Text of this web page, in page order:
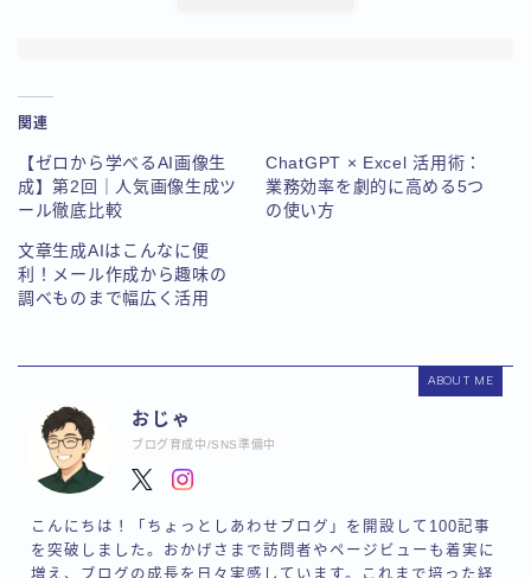
関連
【ゼロから学べるAI画像生
成】第2回｜人気画像生成ツ
ール徹底比較
ChatGPT × Excel 活用術：
業務効率を劇的に高める5つ
の使い方
文章生成AIはこんなに便
利！メール作成から趣味の
調べものまで幅広く活用
ABOUT ME
おじゃ
ブログ育成中/SNS準備中
こんにちは！「ちょっとしあわせブログ」を開設して100記事
を突破しました。おかげさまで訪問者やページビューも着実に